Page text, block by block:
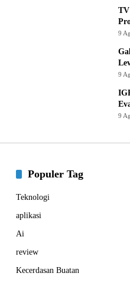
9
9
9
Populer Tag
Teknologi
aplikasi
Ai
review
Kecerdasan Buatan